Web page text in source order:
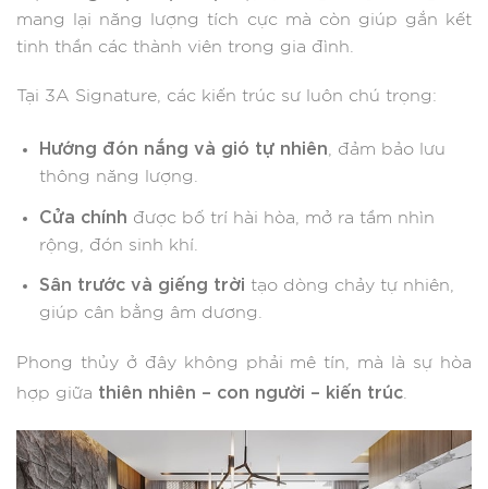
mang lại năng lượng tích cực mà còn giúp gắn kết
tinh thần các thành viên trong gia đình.
Tại 3A Signature, các kiến trúc sư luôn chú trọng:
Hướng đón nắng và gió tự nhiên, đảm bảo lưu
thông năng lượng.
Cửa chính được bố trí hài hòa, mở ra tầm nhìn
rộng, đón sinh khí.
Sân trước và giếng trời tạo dòng chảy tự nhiên,
giúp cân bằng âm dương.
Phong thủy ở đây không phải mê tín, mà là sự hòa
hợp giữa thiên nhiên – con người – kiến trúc.